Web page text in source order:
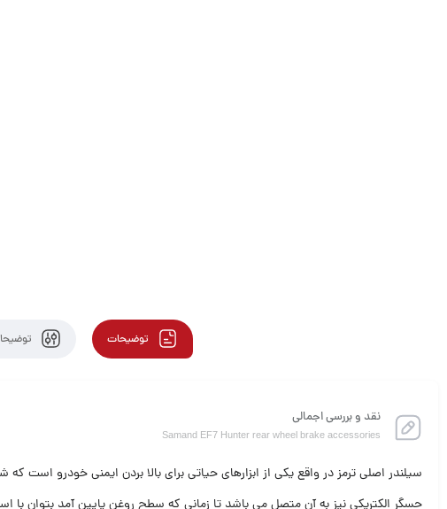
توضیحات
نقد و بررسی اجمالی
Samand EF7 Hunter rear wheel brake accessories
سیلندر اصلی ترمز در واقع یکی از ابزارهای حیاتی برای بالا بردن ایمنی خودرو